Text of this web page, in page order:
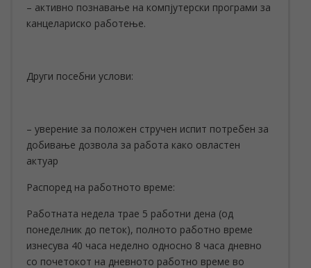
– активно познавање на компјутерски програми за
канцелариско работење.
Други посебни услови:
– уверение за положен стручен испит потребен за
добивање дозвола за работа како овластен
актуар
Распоред на работното време:
Работната недела трае 5 работни дена (од
понеделник до петок), полното работно време
изнесува 40 часа неделно односно 8 часа дневно
со почетокот на дневното работно време во